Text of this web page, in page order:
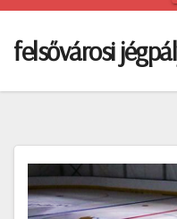
felsővárosi